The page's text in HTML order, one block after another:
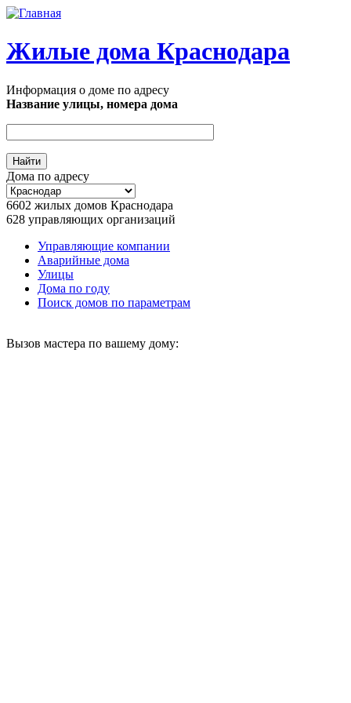
Перейти к основному содержанию
Жилые дома Краснодара
Информация о доме по адресу
Название улицы, номера дома
Дома по адресу
6602 жилых домов Краснодара
628 управляющих организаций
Главное меню
Управляющие компании
Аварийные дома
Улицы
Дома по году
Поиск домов по параметрам
Вызов мастера по вашему дому: